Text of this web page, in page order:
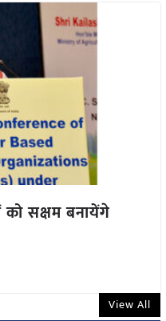
सक्षम बनायेंगे
View All